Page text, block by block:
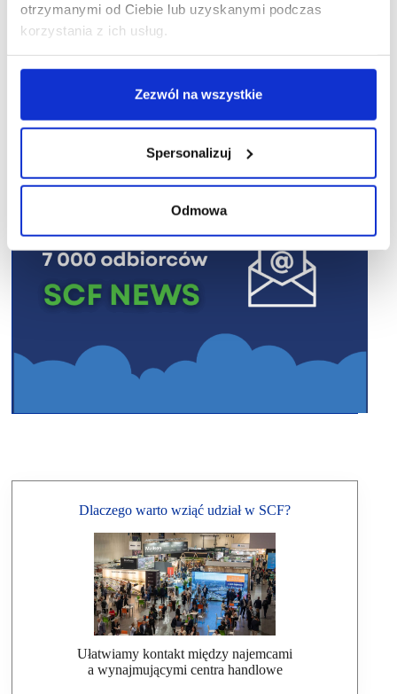
otrzymanymi od Ciebie lub uzyskanymi podczas
korzystania z ich usług.
Zezwól na wszystkie
Spersonalizuj
Odmowa
Dlaczego warto wziąć udział w SCF?
Ułatwiamy kontakt między najemcami
a wynajmującymi centra handlowe